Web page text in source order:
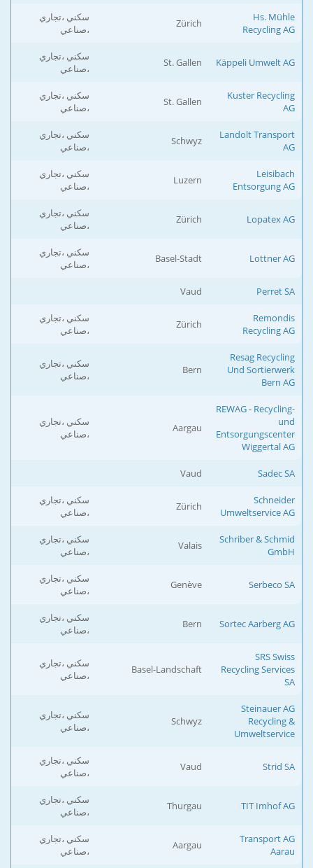
Hs. Mühle
Recycling AG
Zürich
سكني ،تجاري
،صناعي
Käppeli Umwelt AG
St. Gallen
سكني ،تجاري
،صناعي
Kuster Recycling
AG
St. Gallen
سكني ،تجاري
،صناعي
Landolt Transport
AG
Schwyz
سكني ،تجاري
،صناعي
Leisibach
Entsorgung AG
Luzern
سكني ،تجاري
،صناعي
Lopatex AG
Zürich
سكني ،تجاري
،صناعي
Lottner AG
Basel-Stadt
سكني ،تجاري
،صناعي
Perret SA
Vaud
Remondis
Recycling AG
Zürich
سكني ،تجاري
،صناعي
Resag Recycling
Und Sortierwerk
Bern AG
Bern
سكني ،تجاري
،صناعي
REWAG - Recycling-
und
Entsorgungscenter
Wiggertal AG
Aargau
سكني ،تجاري
،صناعي
Sadec SA
Vaud
Schneider
Umweltservice AG
Zürich
سكني ،تجاري
،صناعي
Schriber & Schmid
GmbH
Valais
سكني ،تجاري
،صناعي
Serbeco SA
Genève
سكني ،تجاري
،صناعي
Sortec Aarberg AG
Bern
سكني ،تجاري
،صناعي
SRS Swiss
Recycling Services
SA
Basel-Landschaft
سكني ،تجاري
،صناعي
Steinauer AG
Recycling &
Umweltservice
Schwyz
سكني ،تجاري
،صناعي
Strid SA
Vaud
سكني ،تجاري
،صناعي
TIT Imhof AG
Thurgau
سكني ،تجاري
،صناعي
Transport AG
Aarau
Aargau
سكني ،تجاري
،صناعي